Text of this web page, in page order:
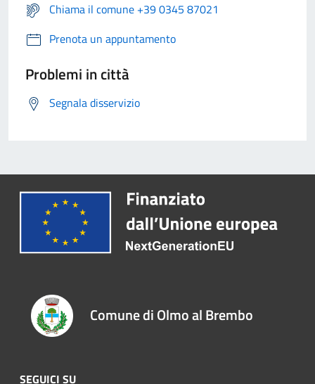
Chiama il comune +39 0345 87021
Prenota un appuntamento
Problemi in città
Segnala disservizio
Comune di Olmo al Brembo
SEGUICI SU